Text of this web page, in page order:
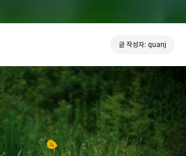
글 작성자: quanj
Leica Sisyphus